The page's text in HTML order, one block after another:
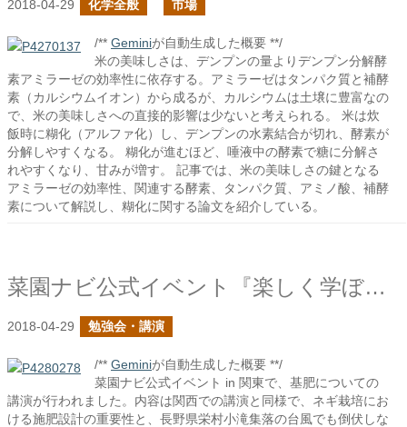
2018-04-29 化学全般 市場
/** Geminiが自動生成した概要 **/
米の美味しさは、デンプンの量よりデンプン分解酵
素アミラーゼの効率性に依存する。アミラーゼはタンパク質と補酵
素（カルシウムイオン）から成るが、カルシウムは土壌に豊富なの
で、米の美味しさへの直接的影響は少ないと考えられる。 米は炊
飯時に糊化（アルファ化）し、デンプンの水素結合が切れ、酵素が
分解しやすくなる。 糊化が進むほど、唾液中の酵素で糖に分解さ
れやすくなり、甘みが増す。 記事では、米の美味しさの鍵となる
アミラーゼの効率性、関連する酵素、タンパク質、アミノ酸、補酵
素について解説し、糊化に関する論文を紹介している。
菜園ナビ公式イベント『楽しく学ぼう！第2弾 in 関東』で基肥の話をしました
2018-04-29 勉強会・講演
/** Geminiが自動生成した概要 **/
菜園ナビ公式イベント in 関東で、基肥についての
講演が行われました。内容は関西での講演と同様で、ネギ栽培にお
ける施肥設計の重要性と、長野県栄村小滝集落の台風でも倒伏しな